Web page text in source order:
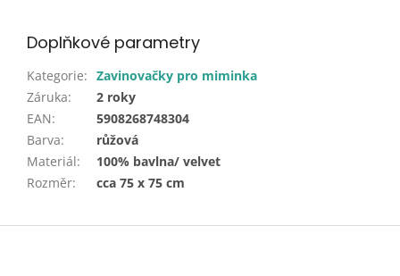
Doplňkové parametry
Kategorie: Zavinovačky pro miminka
Záruka:
2 roky
EAN:
5908268748304
Barva:
růžová
Materiál:
100% bavlna/ velvet
Rozměr: cca 75 x 75 cm
Z